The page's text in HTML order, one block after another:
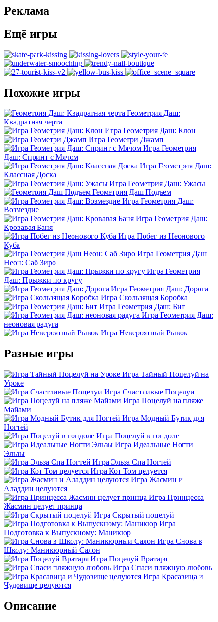
Реклама
Ещё игры
Похожие игры
Геометрия Даш:
Квадратная черта
Игра Геометрия Даш: Клон
Игра Геометри Джамп
Игра Геометрия
Даш: Спринт с Мячом
Игра Геометрия Даш:
Классная Доска
Игра Геометрия Даш: Ужасы
Геометрия Даш Подъем
Игра Геометрия Даш:
Возмездие
Игра Геометрия Даш:
Кровавая Баня
Игра Побег из Неонового
Куба
Игра Геометрия Даш
Неон: Саб Зиро
Игра Геометрия
Даш: Прыжки по кругу
Игра Геометрия Даш: Дорога
Игра Скользящая Коробка
Игра Геометрия Даш: Бит
Игра Геометрия Даш:
неоновая радуга
Игра Невероятный Рывок
Разные игры
Игра Тайный Поцелуй на
Уроке
Игра Счастливые Поцелуи
Игра Поцелуй на пляже
Майами
Игра Модный Бутик для
Ногтей
Игра Поцелуй в гондоле
Игра Идеальные Ногти
Эльзы
Игра Эльза Спа Ногтей
Игра Кот Том целуется
Игра Жасмин и
Аладдин целуются
Игра Принцесса
Жасмин целует принца
Игра Скрытый поцелуй
Игра
Подготовка к Выпускному: Маникюр
Игра Снова в
Школу: Маникюрный Салон
Игра Поцелуй Вратаря
Игра Спаси пляжную любовь
Игра Красавица и
Чудовище целуются
Описание